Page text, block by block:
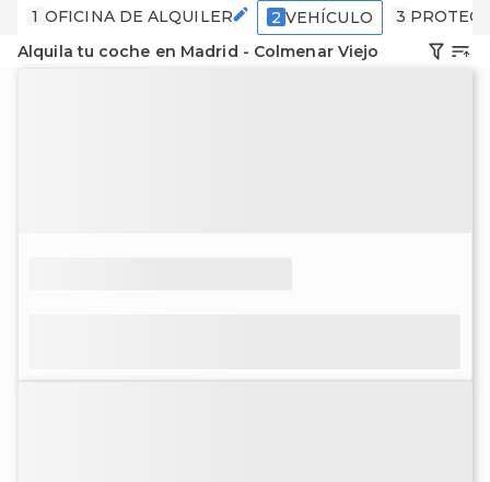
1 OFICINA DE ALQUILER 2 VEHÍCULO 3
Alquila tu coche en Madrid - Colmenar Viejo